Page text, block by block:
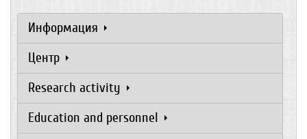
Информация
Центр
Research activity
Education and personnel